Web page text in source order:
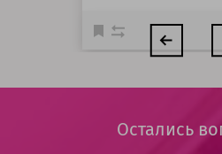
Остались